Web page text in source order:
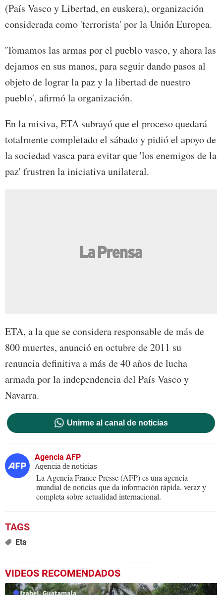
(País Vasco y Libertad, en euskera), organización
considerada como 'terrorista' por la Unión Europea.
'Tomamos las armas por el pueblo vasco, y ahora las
dejamos en sus manos, para seguir dando pasos al
objeto de lograr la paz y la libertad de nuestro
pueblo', afirmó la organización.
En la misiva, ETA subrayó que el proceso quedará
totalmente completado el sábado y pidió el apoyo de
la sociedad vasca para evitar que 'los enemigos de la
paz' frustren la iniciativa unilateral.
ETA, a la que se considera responsable de más de
800 muertes, anunció en octubre de 2011 su
renuncia definitiva a más de 40 años de lucha
armada por la independencia del País Vasco y
Navarra.
Unirme al canal de noticias
Agencia AFP
Agencia de noticias
La Agencia France-Presse (AFP) es una agencia
mundial de noticias que da información rápida, veraz y
completa sobre actualidad internacional.
Eta
VIDEOS RECOMENDADOS